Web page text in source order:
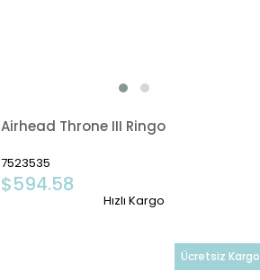
Airhead Throne III Ringo
7523535
$594.58
Hızlı Kargo
Ücretsiz Kargo